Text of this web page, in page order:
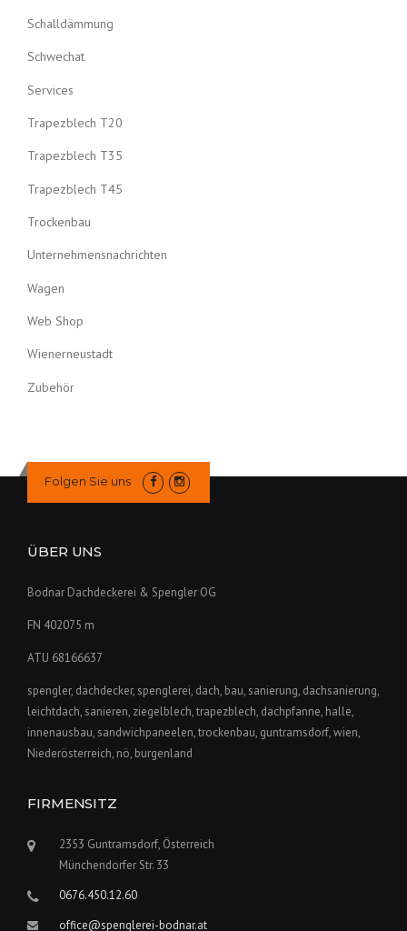
Schalldämmung
Schwechat
Services
Trapezblech T20
Trapezblech T35
Trapezblech T45
Trockenbau
Unternehmensnachrichten
Wagen
Web Shop
Wienerneustadt
Zubehör
Folgen Sie uns
ÜBER UNS
Bodnar Dachdeckerei & Spengler OG
FN 402075 m
ATU 68166637
spengler, dachdecker, spenglerei, dach, bau, sanierung, dachsanierung,
leichtdach, sanieren, ziegelblech, trapezblech, dachpfanne, halle,
innenausbau, sandwichpaneelen, trockenbau, guntramsdorf, wien,
Niederösterreich, nö, burgenland
FIRMENSITZ
2353 Guntramsdorf, Österreich
Münchendorfer Str. 33
0676.450.12.60
office@spenglerei-bodnar.at